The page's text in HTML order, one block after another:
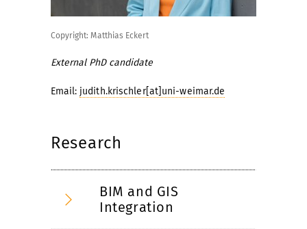
Copyright: Matthias Eckert
External PhD candidate
Email: judith.krischler[at]uni-weimar.de
Research
BIM and GIS
Integration